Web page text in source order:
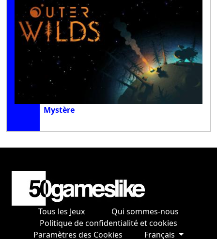
Mystère
Tous les Jeux
Qui sommes-nous
Politique de confidentialité et cookies
Paramètres des Cookies
Français